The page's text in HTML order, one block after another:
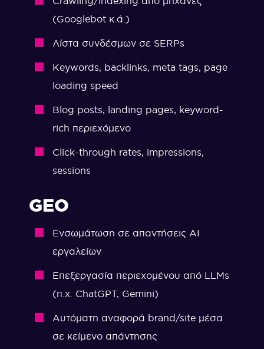
(Googlebot κ.ά.)
Λίστα συνδέσμων σε SERPs
Keywords, backlinks, meta tags, page
loading speed
Blog posts, landing pages, keyword-
rich περιεχόμενο
Click-through rates, impressions,
sessions
GEO
Ενσωμάτωση σε απαντήσεις AI
εργαλείων
Επεξεργασία περιεχομένου από LLMs
(π.χ. ChatGPT, Gemini)
Αυτόματη αναφορά brand/site μέσα
σε κείμενο απάντησης